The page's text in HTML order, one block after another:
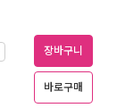
장바구니
바로구매